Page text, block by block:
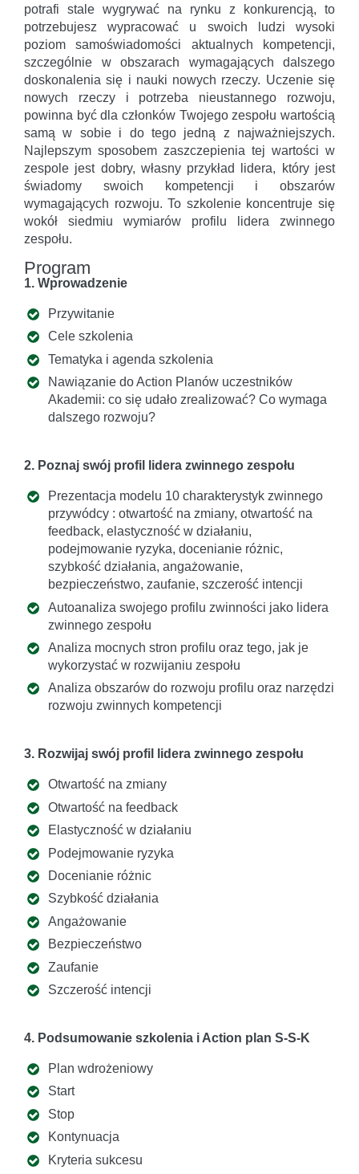
potrafi stale wygrywać na rynku z konkurencją, to
potrzebujesz wypracować u swoich ludzi wysoki
poziom samoświadomości aktualnych kompetencji,
szczególnie w obszarach wymagających dalszego
doskonalenia się i nauki nowych rzeczy. Uczenie się
nowych rzeczy i potrzeba nieustannego rozwoju,
powinna być dla członków Twojego zespołu wartością
samą w sobie i do tego jedną z najważniejszych.
Najlepszym sposobem zaszczepienia tej wartości w
zespole jest dobry, własny przykład lidera, który jest
świadomy swoich kompetencji i obszarów
wymagających rozwoju. To szkolenie koncentruje się
wokół siedmiu wymiarów profilu lidera zwinnego
zespołu.
Program
1. Wprowadzenie
Przywitanie
Cele szkolenia
Tematyka i agenda szkolenia
Nawiązanie do Action Planów uczestników
Akademii: co się udało zrealizować? Co wymaga
dalszego rozwoju?
2. Poznaj swój profil lidera zwinnego zespołu
Prezentacja modelu 10 charakterystyk zwinnego
przywódcy : otwartość na zmiany, otwartość na
feedback, elastyczność w działaniu,
podejmowanie ryzyka, docenianie różnic,
szybkość działania, angażowanie,
bezpieczeństwo, zaufanie, szczerość intencji
Autoanaliza swojego profilu zwinności jako lidera
zwinnego zespołu
Analiza mocnych stron profilu oraz tego, jak je
wykorzystać w rozwijaniu zespołu
Analiza obszarów do rozwoju profilu oraz narzędzi
rozwoju zwinnych kompetencji
3. Rozwijaj swój profil lidera zwinnego zespołu
Otwartość na zmiany
Otwartość na feedback
Elastyczność w działaniu
Podejmowanie ryzyka
Docenianie różnic
Szybkość działania
Angażowanie
Bezpieczeństwo
Zaufanie
Szczerość intencji
4. Podsumowanie szkolenia i Action plan S-S-K
Plan wdrożeniowy
Start
Stop
Kontynuacja
Kryteria sukcesu